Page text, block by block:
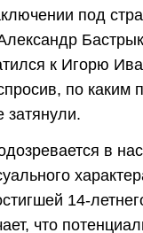
под
к Игорю
по каким
затянули.
в
14-
что